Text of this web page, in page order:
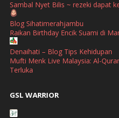
September
April
March
January
Sambal Nyet Bilis ~ rezeki dapat
Blog Sihatimerahjambu
Raikan Birthday Encik Suami di
Denaihati – Blog Tips Kehidupan
Mufti Menk Live Malaysia: Al-
Terluka
PerySmith AirStick Pro Tampil
Buatan Malaysia
GSL WARRIOR